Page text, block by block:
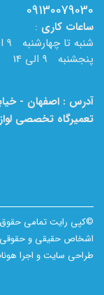
09130079030
ساعات کاری :
شنبه تا چهارشنبه 9 الی 14 - 17 الی 21
پنجشنبه 9 الی 14
تعمیرگاه تخصصی
©کپی رایت تمامی حقوق
اشخاص حقیقی و حقوقی
طراحی سایت و اجرا